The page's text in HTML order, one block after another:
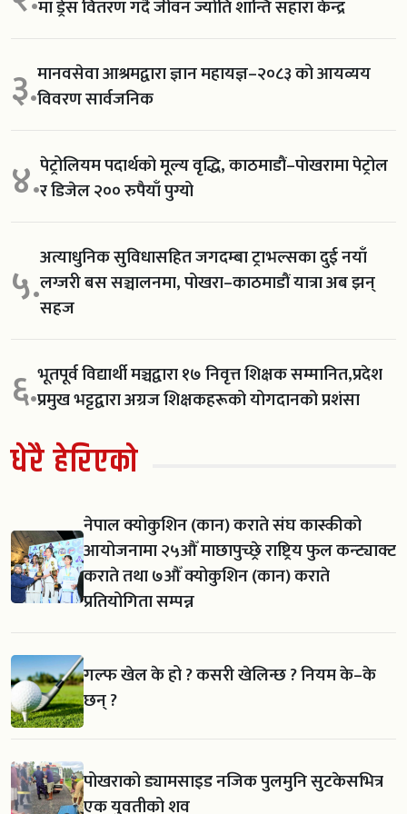
मा ड्रेस वितरण गर्दै जीवन ज्योति शान्ति सहारा केन्द्र
३.मानवसेवा आश्रमद्वारा ज्ञान महायज्ञ–२०८३ को आयव्यय
विवरण सार्वजनिक
४.पेट्रोलियम पदार्थको मूल्य वृद्धि, काठमाडौं–पोखरामा पेट्रोल
र डिजेल २०० रुपैयाँ पुग्यो
५.अत्याधुनिक सुविधासहित जगदम्बा ट्राभल्सका दुई नयाँ
लग्जरी बस सञ्चालनमा, पोखरा–काठमाडौं यात्रा अब झन्
सहज
६.भूतपूर्व विद्यार्थी मञ्चद्वारा १७ निवृत्त शिक्षक सम्मानित,प्रदेश
प्रमुख भट्टद्वारा अग्रज शिक्षकहरूको योगदानको प्रशंसा
धेरै हेरिएको
नेपाल क्योकुशिन (कान) कराते संघ कास्कीको
आयोजनामा २५औँ माछापुच्छ्रे राष्ट्रिय फुल कन्ट्याक्ट
कराते तथा ७औँ क्योकुशिन (कान) कराते
प्रतियोगिता सम्पन्न
गल्फ खेल के हो ? कसरी खेलिन्छ ? नियम के–के
छन् ?
पोखराको ड्यामसाइड नजिक पुलमुनि सुटकेसभित्र
एक युवतीको शव